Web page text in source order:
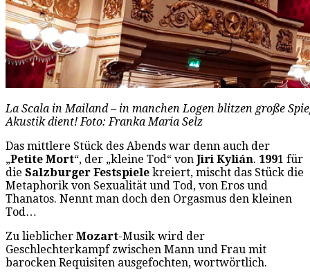
La Scala in Mailand – in manchen Logen blitzen große
Akustik dient! Foto: Franka Maria Selz
Das mittlere Stück des Abends war denn auch der
„Petite Mort“, der „kleine Tod“ von Jiri Kylián. 1991 für
die Salzburger Festspiele kreiert, mischt das Stück die
Metaphorik von Sexualität und Tod, von Eros und
Thanatos. Nennt man doch den Orgasmus den kleinen
Tod…
Zu lieblicher Mozart-Musik wird der
Geschlechterkampf zwischen Mann und Frau mit
barocken Requisiten ausgefochten, wortwörtlich.